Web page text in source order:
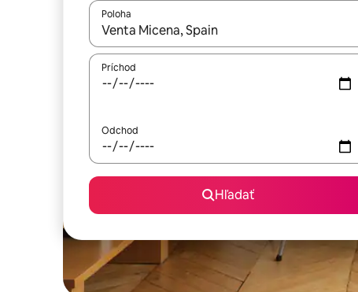
Poloha
Keď budú výsledky k dispozícii, môžete si ich
Príchod
Odchod
Hľadať